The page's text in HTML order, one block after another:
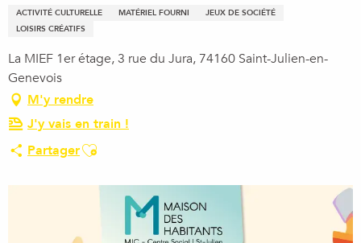
ACTIVITÉ CULTURELLE MATÉRIEL FOURNI
JEUX DE SOCIÉTÉ
LOISIRS CRÉATIFS
La MIEF 1er étage, 3 rue du Jura, 74160 Saint-Julien-en-
Genevois
M'y rendre
J'y vais en train !
PartagerAjouter aux favoris